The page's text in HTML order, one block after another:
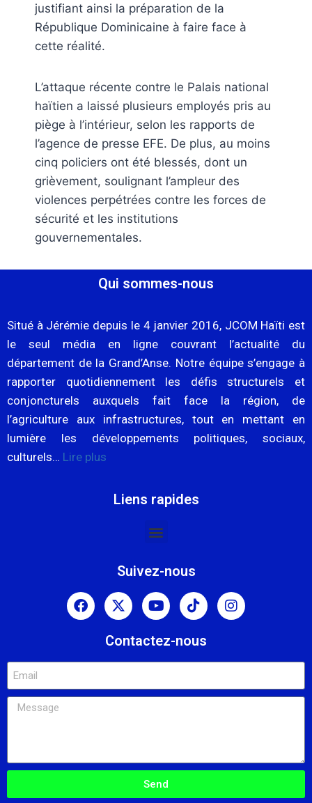
justifiant ainsi la préparation de la
République Dominicaine à faire face à
cette réalité.
L’attaque récente contre le Palais national
haïtien a laissé plusieurs employés pris au
piège à l’intérieur, selon les rapports de
l’agence de presse EFE. De plus, au moins
cinq policiers ont été blessés, dont un
grièvement, soulignant l’ampleur des
violences perpétrées contre les forces de
sécurité et les institutions
gouvernementales.
Qui sommes-nous
Situé à Jérémie depuis le 4 janvier 2016, JCOM Haïti est
le seul média en ligne couvrant l’actualité du
département de la Grand’Anse. Notre équipe s’engage à
rapporter quotidiennement les défis structurels et
conjoncturels auxquels fait face la région, de
l’agriculture aux infrastructures, tout en mettant en
lumière les développements politiques, sociaux,
culturels… Lire plus
Liens rapides
Suivez-nous
Contactez-nous
Send